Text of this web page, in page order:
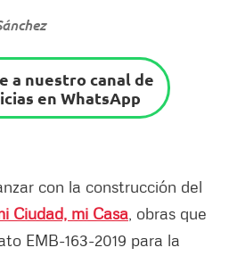
a nuestro canal de
en WhatsApp
con la construcción del
Ciudad, mi Casa , obras que
EMB-163-2019 para la